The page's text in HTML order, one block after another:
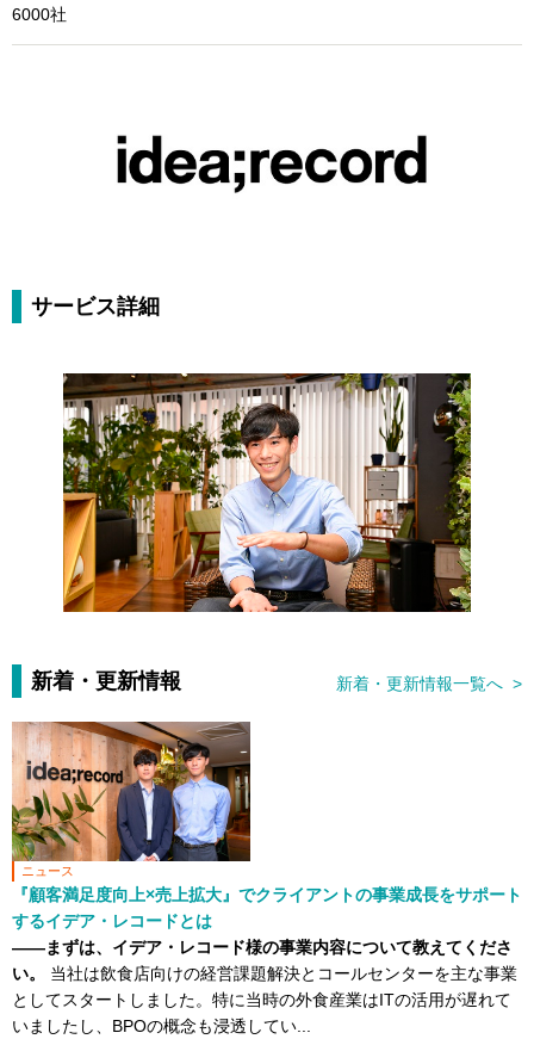
6000社
サービス詳細
新着・更新情報 新着・更新情報一覧へ >
ニュース
『顧客満足度向上×売上拡大』でクライアントの事業成長をサポート
するイデア・レコードとは
――まずは、イデア・レコード様の事業内容について教えてくださ
い。
当社は飲食店向けの経営課題解決とコールセンターを主な事業
としてスタートしました。特に当時の外食産業はITの活用が遅れて
いましたし、BPOの概念も浸透してい...